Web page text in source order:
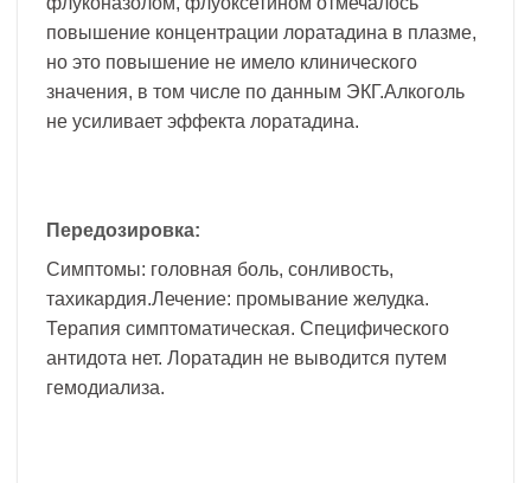
повышение концентрации лоратадина в плазме,
но это повышение не имело клинического
значения, в том числе по данным ЭКГ.Алкоголь
не усиливает эффекта лоратадина.
Передозировка:
Симптомы: головная боль, сонливость,
тахикардия.Лечение: промывание желудка.
Терапия симптоматическая. Специфического
антидота нет. Лоратадин не выводится путем
гемодиализа.